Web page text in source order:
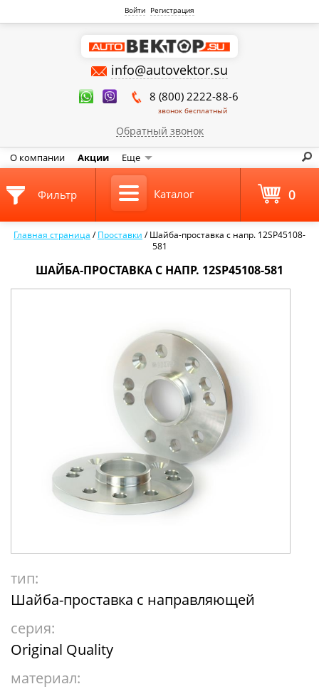
Войти Регистрация
info@autovektor.su
8 (800) 2222-88-6
звонок бесплатный
Обратный звонок
О компании Акции Еще
Главная страница /Проставки /Шайба-проставка с напр. 12SP45108-
581
ШАЙБА-ПРОСТАВКА С НАПР. 12SP45108-581
тип:
Шайба-проставка с направляющей
серия:
Original Quality
материал:
Фильтр Каталог 0